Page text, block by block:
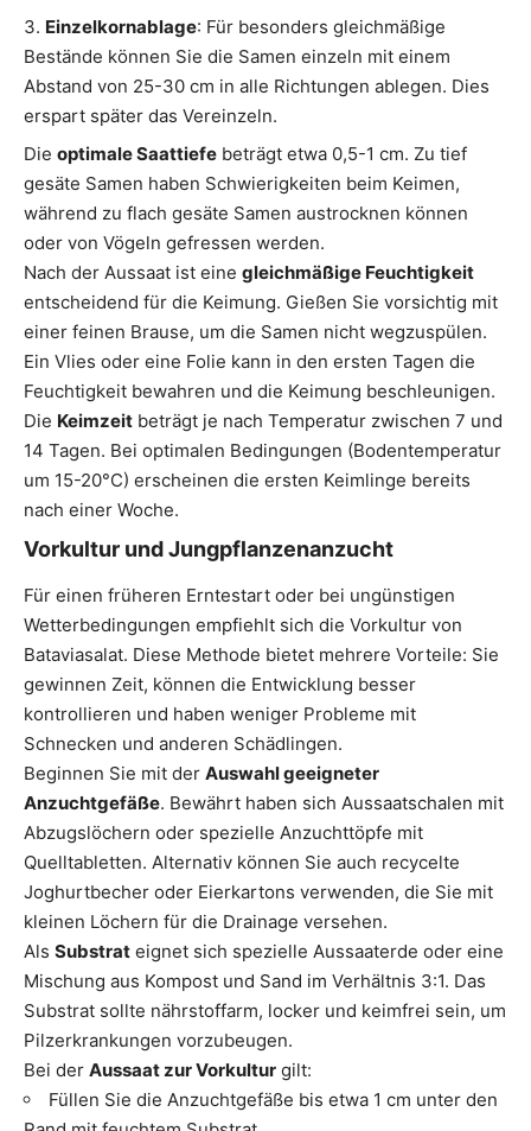
Einzelkornablage: Für besonders gleichmäßige
Bestände können Sie die Samen einzeln mit einem
Abstand von 25-30 cm in alle Richtungen ablegen. Dies
erspart später das Vereinzeln.
Die optimale Saattiefe beträgt etwa 0,5-1 cm. Zu tief
gesäte Samen haben Schwierigkeiten beim Keimen,
während zu flach gesäte Samen austrocknen können
oder von Vögeln gefressen werden.
Nach der Aussaat ist eine gleichmäßige Feuchtigkeit
entscheidend für die Keimung. Gießen Sie vorsichtig mit
einer feinen Brause, um die Samen nicht wegzuspülen.
Ein Vlies oder eine Folie kann in den ersten Tagen die
Feuchtigkeit bewahren und die Keimung beschleunigen.
Die Keimzeit beträgt je nach Temperatur zwischen 7 und
14 Tagen. Bei optimalen Bedingungen (Bodentemperatur
um 15-20°C) erscheinen die ersten Keimlinge bereits
nach einer Woche.
Vorkultur und Jungpflanzenanzucht
Für einen früheren Erntestart oder bei ungünstigen
Wetterbedingungen empfiehlt sich die Vorkultur von
Bataviasalat. Diese Methode bietet mehrere Vorteile: Sie
gewinnen Zeit, können die Entwicklung besser
kontrollieren und haben weniger Probleme mit
Schnecken und anderen Schädlingen.
Beginnen Sie mit der Auswahl geeigneter
Anzuchtgefäße. Bewährt haben sich Aussaatschalen mit
Abzugslöchern oder spezielle Anzuchttöpfe mit
Quelltabletten. Alternativ können Sie auch recycelte
Joghurtbecher oder Eierkartons verwenden, die Sie mit
kleinen Löchern für die Drainage versehen.
Als Substrat eignet sich spezielle Aussaaterde oder eine
Mischung aus Kompost und Sand im Verhältnis 3:1. Das
Substrat sollte nährstoffarm, locker und keimfrei sein, um
Pilzerkrankungen vorzubeugen.
Bei der Aussaat zur Vorkultur gilt:
Füllen Sie die Anzuchtgefäße bis etwa 1 cm unter den